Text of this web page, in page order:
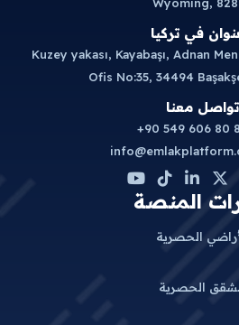
في تركيا
Kuzey yakası, Kayabaşı, Adnan
Ofis No:35, 34494
تواصل معنا
+90 549 606 80
المنصة
الحصرية
الحصرية